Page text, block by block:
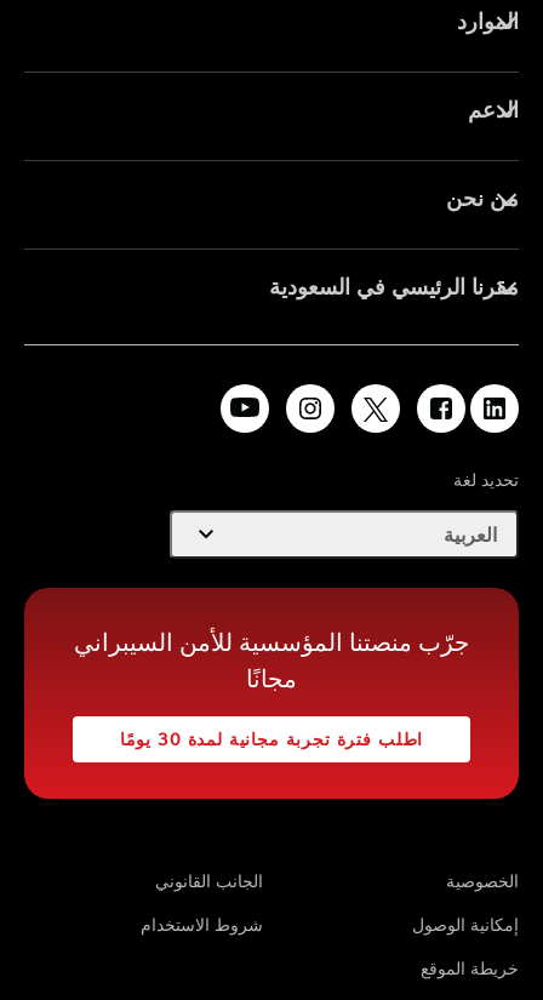
الموارد
الدعم
من نحن
مقرنا الرئيسي في السعودية
تحديد لغة
العربية expand_more
جرّب منصتنا المؤسسية للأمن السيبراني
مجانًا
اطلب فترة تجربة مجانية لمدة 30 يومًا
الخصوصية
الجانب القانوني
إمكانية الوصول
شروط الاستخدام
خريطة الموقع
يستخدم هذا موقع ويب الإلكتروني ملفات تعريف الارتباط لوظائف
التواصل الاجتماعي والإعلانات. يوفر إشعار ملفات تعريف الارتباط